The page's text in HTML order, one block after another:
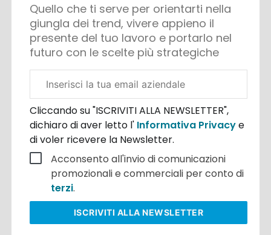
Quello che ti serve per orientarti nella
giungla dei trend, vivere appieno il
presente del tuo lavoro e portarlo nel
futuro con le scelte più strategiche
aziendale
Cliccando su "ISCRIVITI ALLA NEWSLETTER",
dichiaro di aver letto l' Informativa Privacye
di voler ricevere la Newsletter.
Acconsento all'invio di comunicazioni
promozionali e commerciali per conto di
terzi.
ISCRIVITI ALLA NEWSLETTER